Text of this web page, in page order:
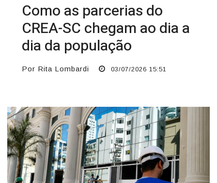
Como as parcerias do
CREA-SC chegam ao dia a
dia da população
Por Rita Lombardi 03/07/2026 15:51